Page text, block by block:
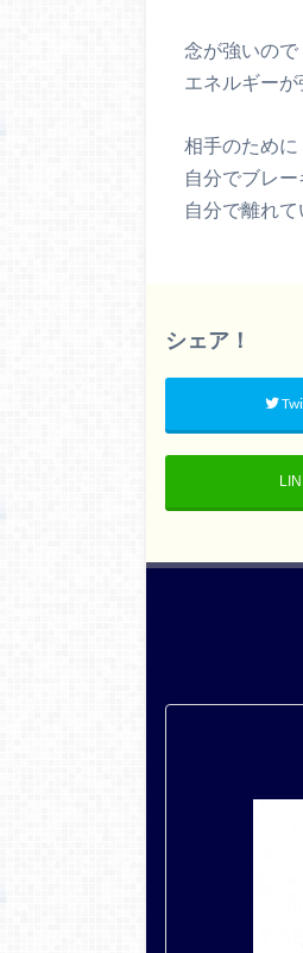
念が強いので
エネルギー
相手のために
自分でブレ
自分で離れて
シェア！